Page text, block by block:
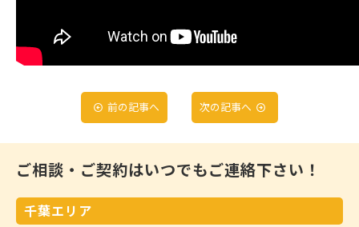
前の記事へ 次の記事へ
ご相談・ご契約はいつでもご連絡下さい！
千葉エリア